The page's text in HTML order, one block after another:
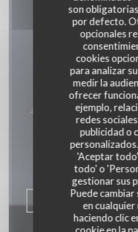
son
por defecto.
opcionales
cookies
para analizar
medir la
ofrecer
ejemplo,
redes
publicidad o
'Aceptar
todo' o
gestionar sus
Puede cambiar
en
haciendo clic
Aux
RESTAURANT,
RESERVAR